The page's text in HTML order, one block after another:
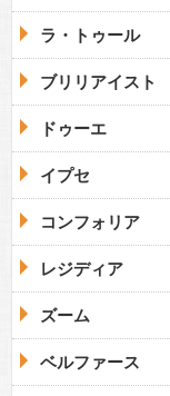
ラ・トゥール
ブリリアイスト
ドゥーエ
イプセ
コンフォリア
レジディア
ズーム
ベルファース